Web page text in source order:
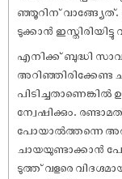
ഞ്ഞൂറിന് വാങ്ങ്യേത്.
ടുക്കാൻ ഇസ്തിരിയിട്ടു
എനിക്ക് ബുദ്ധി
അറിഞ്ഞിരിക്കേണ്ട
ന്വേഷിക്കും.
പോയാൽത്തന്നെ അത്
ചായയുണ്ടാക്കാൻ
ടുത്ത് വളരെ